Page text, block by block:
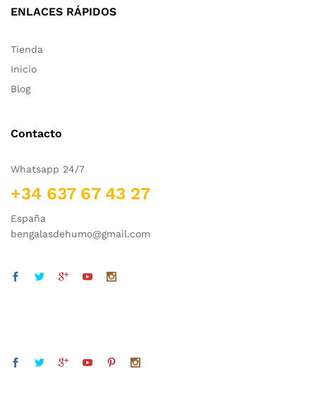
ENLACES RÁPIDOS
Tienda
Inicio
Blog
Contacto
Whatsapp 24/7
+34 637 67 43 27
España
bengalasdehumo@gmail.com